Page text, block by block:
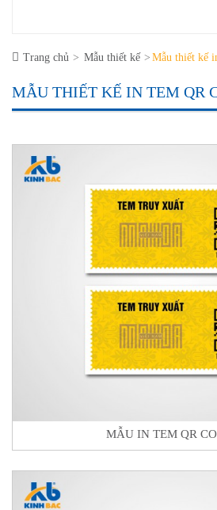
Trang chủ Mẫu thiết kế Mẫu thiết kế
MẪU THIẾT KẾ IN TEM QR
MẪU IN TEM QR